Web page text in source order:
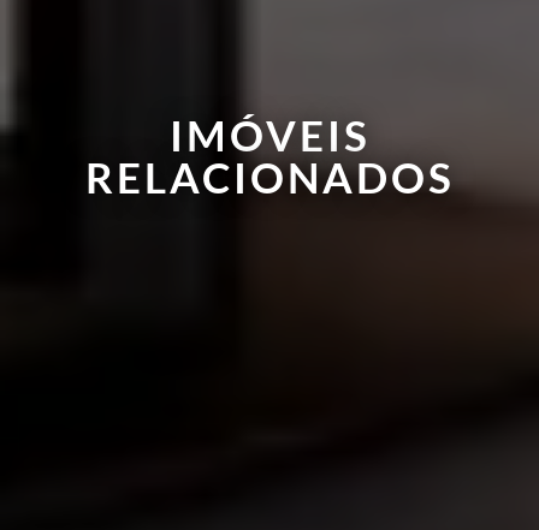
IMÓVEIS
RELACIONADOS